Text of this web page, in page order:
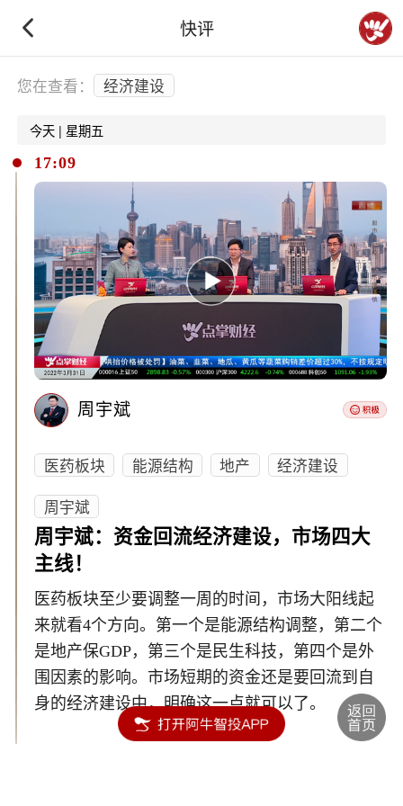
快评
下拉刷新
您在查看： 经济建设
今天 | 星期五
17:09
周宇斌
医药板块 能源结构 地产
经济建设
周宇斌
周宇斌：资金回流经济建设，市场四大
主线！
医药板块至少要调整一周的时间，市场大阳线起
来就看4个方向。第一个是能源结构调整，第二个
是地产保GDP，第三个是民生科技，第四个是外
围因素的影响。市场短期的资金还是要回流到自
身的经济建设中，明确这一点就可以了。